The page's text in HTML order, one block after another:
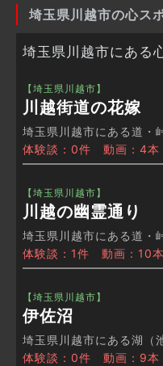
埼玉県川越市の心ス
埼玉県川越市にある
【埼玉県川越市】
川越街道の花嫁
埼玉県川越市にある道・
体験談：0件 動画：4本
【埼玉県川越市】
川越の幽霊通り
埼玉県川越市にある道・
体験談：1件 動画：10本
【埼玉県川越市】
伊佐沼
埼玉県川越市にある湖（
体験談：0件 動画：9本